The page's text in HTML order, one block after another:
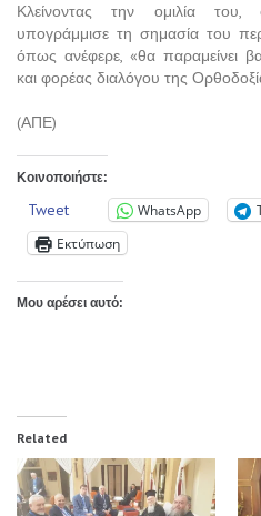
Κλείνοντας την ομιλία του,
υπογράμμισε τη σημασία του
όπως ανέφερε, «θα παραμείνει
και φορέας διαλόγου της
(ΑΠΕ)
Κοινοποιήστε:
Tweet WhatsApp
Εκτύπωση
Μου αρέσει αυτό:
Related